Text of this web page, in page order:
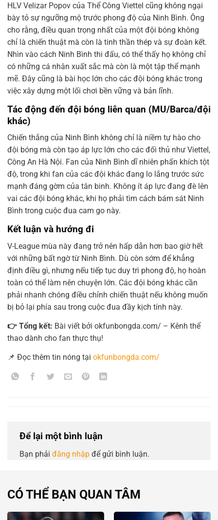
HLV Velizar Popov của Thể Công Viettel cũng không ngại
bày tỏ sự ngưỡng mộ trước phong độ của Ninh Bình. Ông
cho rằng, điều quan trọng nhất của một đội bóng không
chỉ là chiến thuật mà còn là tinh thần thép và sự đoàn kết.
Nhìn vào cách Ninh Bình thi đấu, có thể thấy họ không chỉ
có những cá nhân xuất sắc mà còn là một tập thể mạnh
mẽ. Đây cũng là bài học lớn cho các đội bóng khác trong
việc xây dựng một lối chơi bền vững và bản lĩnh.
Tác động đến đội bóng liên quan (MU/Barca/đội
khác)
Chiến thắng của Ninh Bình không chỉ là niềm tự hào cho
đội bóng mà còn tạo áp lực lớn cho các đối thủ như Viettel,
Công An Hà Nội. Fan của Ninh Bình dĩ nhiên phấn khích tột
độ, trong khi fan của các đội khác đang lo lắng trước sức
mạnh đáng gờm của tân binh. Không ít áp lực đang đè lên
vai các đội bóng khác, khi họ phải tìm cách bám sát Ninh
Bình trong cuộc đua cam go này.
Kết luận và hướng đi
V-League mùa này đang trở nên hấp dẫn hơn bao giờ hết
với những bất ngờ từ Ninh Bình. Dù còn sớm để khẳng
định điều gì, nhưng nếu tiếp tục duy trì phong độ, họ hoàn
toàn có thể làm nên chuyện lớn. Các đội bóng khác cần
phải nhanh chóng điều chỉnh chiến thuật nếu không muốn
bị bỏ lại phía sau trong cuộc đua đầy kịch tính này.
👉 Tổng kết: Bài viết bởi okfunbongda.com/ – Kênh thể
thao dành cho fan thực thụ!
📌 Đọc thêm tin nóng tại okfunbongda.com/
Để lại một bình luận
Bạn phải đăng nhập để gửi bình luận.
CÓ THỂ BẠN QUAN TÂM